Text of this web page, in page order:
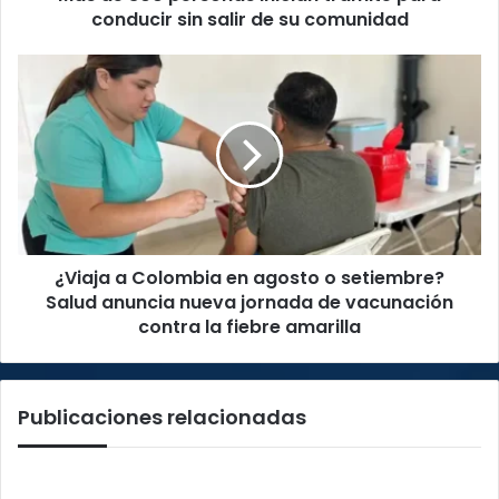
comunidad
conducir sin salir de su comunidad
Colombia
agosto
setiembre?
Salud
anuncia
jornada
contra
fiebre
¿Viaja a Colombia en agosto o setiembre?
Salud anuncia nueva jornada de vacunación
contra la fiebre amarilla
Publicaciones relacionadas